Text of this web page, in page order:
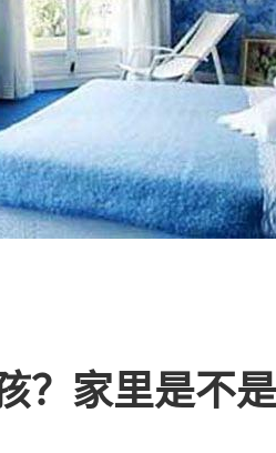
？家里是不